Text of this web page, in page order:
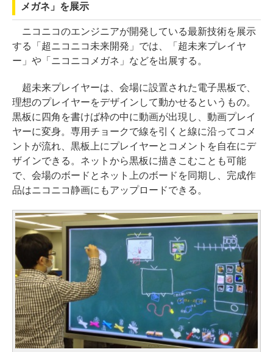
メガネ」を展示
ニコニコのエンジニアが開発している最新技術を展示
する「超ニコニコ未来開発」では、「超未来プレイヤ
ー」や「ニコニコメガネ」などを出展する。
超未来プレイヤーは、会場に設置された電子黒板で、
理想のプレイヤーをデザインして動かせるというもの。
黒板に四角を書けば枠の中に動画が出現し、動画プレイ
ヤーに変身。専用チョークで線を引くと線に沿ってコメ
ントが流れ、黒板上にプレイヤーとコメントを自在にデ
ザインできる。ネットから黒板に描きこむことも可能
で、会場のボードとネット上のボードを同期し、完成作
品はニコニコ静画にもアップロードできる。